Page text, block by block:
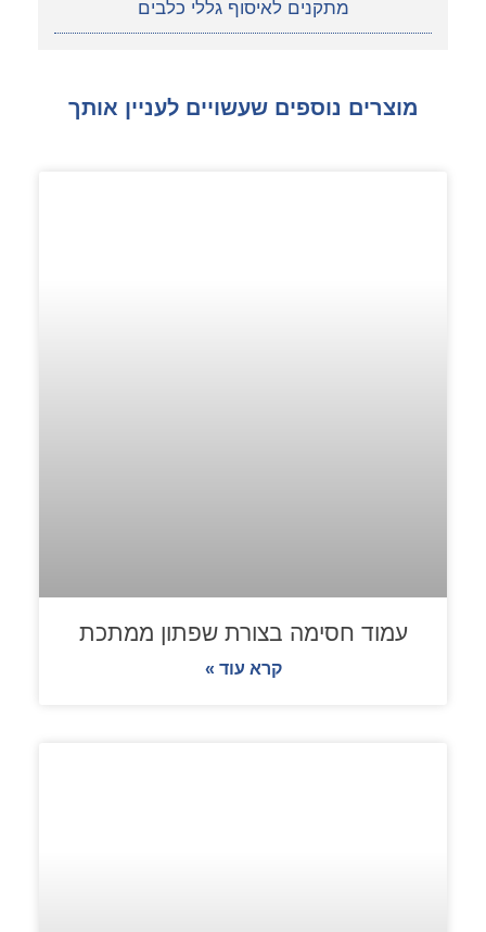
מתקנים לאיסוף גללי כלבים
מוצרים נוספים שעשויים לעניין אותך
עמוד חסימה בצורת שפתון ממתכת
קרא עוד »